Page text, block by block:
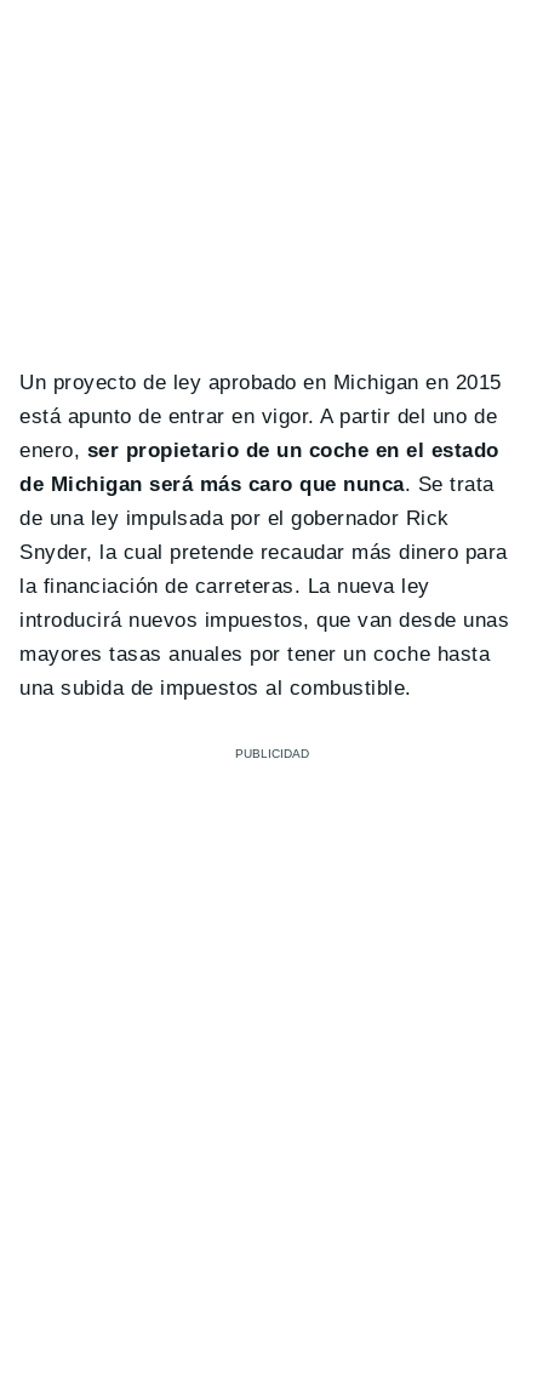
Un proyecto de ley aprobado en Michigan en 2015
está apunto de entrar en vigor. A partir del uno de
enero, ser propietario de un coche en el estado
de Michigan será más caro que nunca. Se trata
de una ley impulsada por el gobernador Rick
Snyder, la cual pretende recaudar más dinero para
la financiación de carreteras. La nueva ley
introducirá nuevos impuestos, que van desde unas
mayores tasas anuales por tener un coche hasta
una subida de impuestos al combustible.